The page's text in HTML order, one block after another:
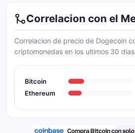
Correlacion con el
Correlacion de precio de Dogecoin
criptomonedas en los ultimos 30
Bitcoin
Ethereum